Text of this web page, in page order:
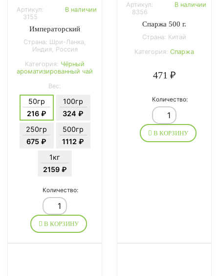
Артикул:
3155
В наличии
Императорский
Страна: Шри-Ланка,
Индия, Россия
Категория: Чёрный
ароматизированный чай
Вес:
50гр
216 ₽
100гр
324 ₽
250гр
675 ₽
500гр
1112 ₽
1кг
2159 ₽
Количество:
В КОРЗИНУ
Артикул:
8356
В наличии
Спаржа 500 г.
Страна: Китай
Категория: Спаржа
471 ₽
Количество:
В КОРЗИНУ